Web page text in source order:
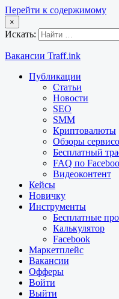
Перейти к содержимому
×
Искать:
Вакансии Traff.ink
Публикации
Статьи
Новости
SEO
SMM
Криптовалюты
Обзоры
Бесплатный
FAQ по
Видеоконтент
Кейсы
Новичку
Инструменты
Бесплатные
Калькулятор
Facebook
Маркетплейс
Вакансии
Офферы
Войти
Выйти